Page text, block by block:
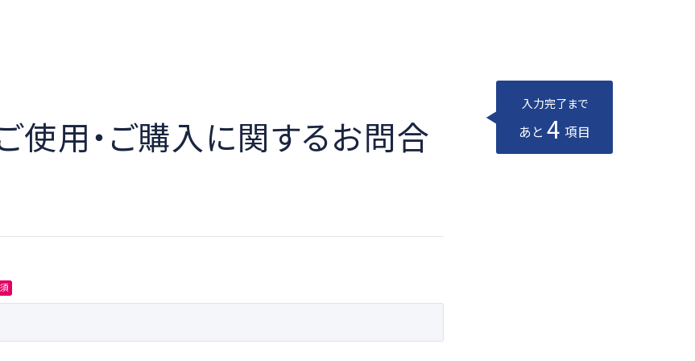
使用・ご購入に関するお問合
入力完了まで
あと 4 項目